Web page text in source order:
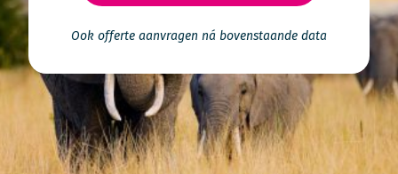
Ook offerte aanvragen ná bovenstaande data